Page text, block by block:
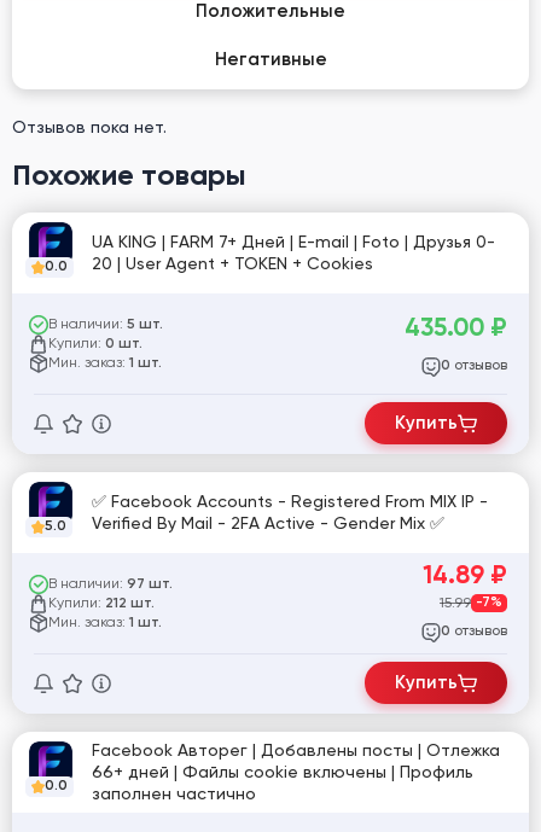
Положительные
Негативные
Отзывов пока нет.
Похожие товары
0.0
UA KING | FARM 7+ Дней | E-mail | Foto | Друзья 0-
20 | User Agent + TOKEN + Cookies
В наличии: 5 шт.
Купили: 0 шт.
Мин. заказ: 1 шт.
435.00 ₽
0 отзывов
Купить
5.0
✅ Facebook Accounts - Registered From MIX IP -
Verified By Mail - 2FA Active - Gender Mix ✅
В наличии: 97 шт.
Купили: 212 шт.
Мин. заказ: 1 шт.
14.89 ₽
15.99 -7%
0 отзывов
Купить
0.0
Facebook Авторег | Добавлены посты | Отлежка
66+ дней | Файлы cookie включены | Профиль
заполнен частично